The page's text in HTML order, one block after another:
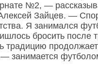
№2, —
Зайцев. —
Я занимался
бросить после
традицию
занимается